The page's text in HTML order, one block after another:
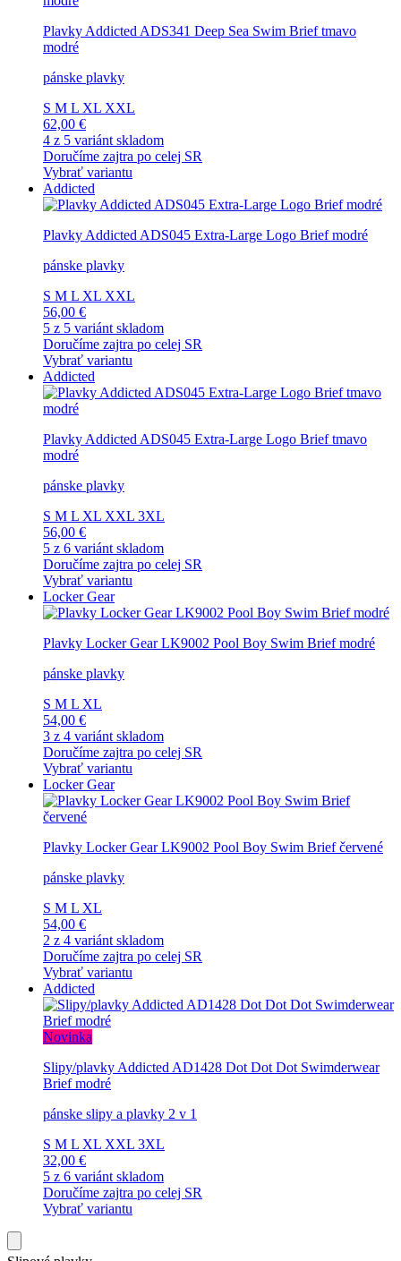
Plavky Addicted ADS341 Deep Sea Swim Brief tmavo
modré
pánske plavky
S M L XL XXL
62,00 €
4 z 5 variánt skladom
Doručíme zajtra po celej SR
Vybrať variantu
Addicted
Plavky Addicted ADS045 Extra-Large Logo Brief modré
pánske plavky
S M L XL XXL
56,00 €
5 z 5 variánt skladom
Doručíme zajtra po celej SR
Vybrať variantu
Addicted
Plavky Addicted ADS045 Extra-Large Logo Brief tmavo
modré
pánske plavky
S M L XL XXL 3XL
56,00 €
5 z 6 variánt skladom
Doručíme zajtra po celej SR
Vybrať variantu
Locker Gear
Plavky Locker Gear LK9002 Pool Boy Swim Brief modré
pánske plavky
S M L XL
54,00 €
3 z 4 variánt skladom
Doručíme zajtra po celej SR
Vybrať variantu
Locker Gear
Plavky Locker Gear LK9002 Pool Boy Swim Brief červené
pánske plavky
S M L XL
54,00 €
2 z 4 variánt skladom
Doručíme zajtra po celej SR
Vybrať variantu
Addicted
Novinka
Slipy/plavky Addicted AD1428 Dot Dot Dot Swimderwear
Brief modré
pánske slipy a plavky 2 v 1
S M L XL XXL 3XL
32,00 €
5 z 6 variánt skladom
Doručíme zajtra po celej SR
Vybrať variantu